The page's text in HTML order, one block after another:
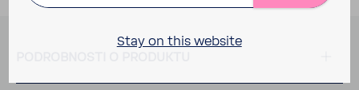
Stay on this website